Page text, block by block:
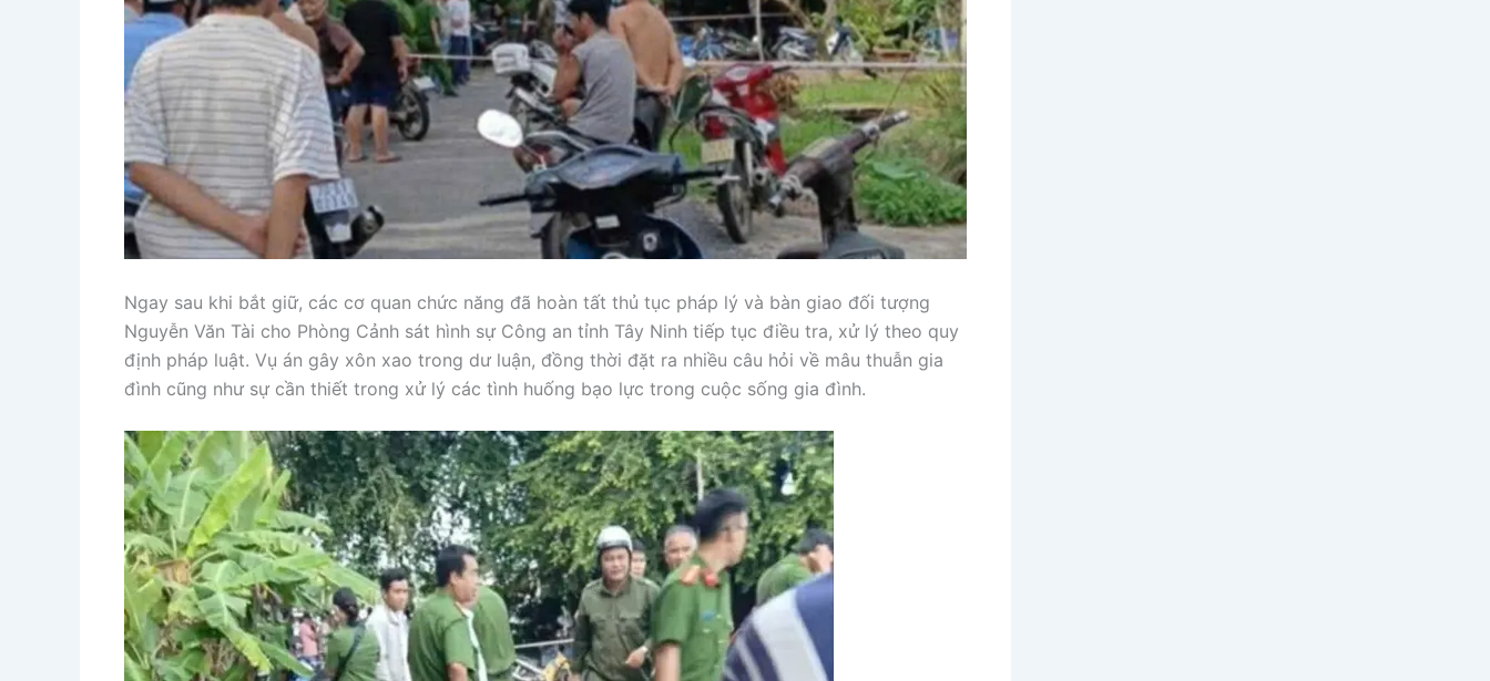
Ngay sau khi bắt giữ, các cơ quan chức năng đã hoàn tất thủ tục pháp lý và bàn giao đối tượng
Nguyễn Văn Tài cho Phòng Cảnh sát hình sự Công an tỉnh Tây Ninh tiếp tục điều tra, xử lý theo quy
định pháp luật. Vụ án gây xôn xao trong dư luận, đồng thời đặt ra nhiều câu hỏi về mâu thuẫn gia
đình cũng như sự cần thiết trong xử lý các tình huống bạo lực trong cuộc sống gia đình.